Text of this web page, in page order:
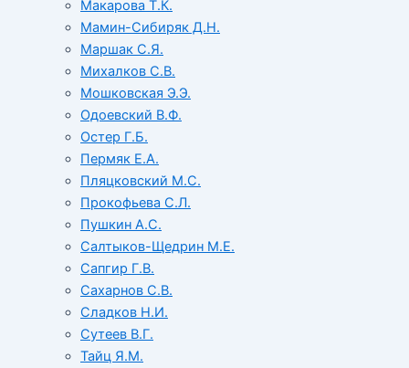
Макарова Т.К.
Мамин-Сибиряк Д.Н.
Маршак С.Я.
Михалков С.В.
Мошковская Э.Э.
Одоевский В.Ф.
Остер Г.Б.
Пермяк Е.А.
Пляцковский М.С.
Прокофьева С.Л.
Пушкин А.С.
Салтыков-Щедрин М.Е.
Сапгир Г.В.
Сахарнов С.В.
Сладков Н.И.
Сутеев В.Г.
Тайц Я.М.